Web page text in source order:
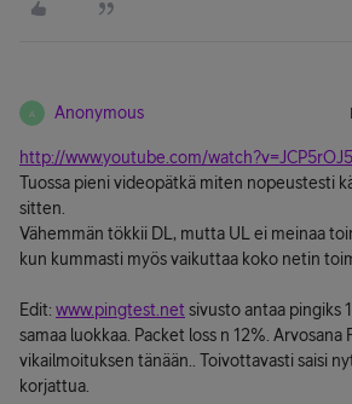
A Anonymous
http://www.youtube.com/
Tuossa pieni videopätkä miten nopeustesti
sitten.
Vähemmän tökkii DL, mutta UL ei meinaa
kun kummasti myös vaikuttaa koko netin
Edit: www.pingtest.net sivusto antaa pingiks
samaa luokkaa. Packet loss n 12%. Arvosana
vikailmoituksen tänään.. Toivottavasti saisi
korjattua.